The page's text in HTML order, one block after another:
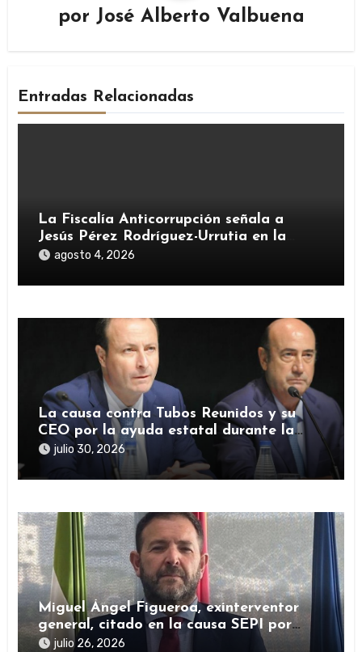
por José Alberto Valbuena
Entradas Relacionadas
La Fiscalía Anticorrupción señala a
Jesús Pérez Rodríguez-Urrutia en la
investigación del rescate de Tubos
agosto 4, 2026
La causa contra Tubos Reunidos y su
CEO por la ayuda estatal durante la
pandemia sigue abierta
julio 30, 2026
Miguel Ángel Figueroa, exinterventor
general, citado en la causa SEPI por
presuntas irregularidades en ayudas
julio 26, 2026